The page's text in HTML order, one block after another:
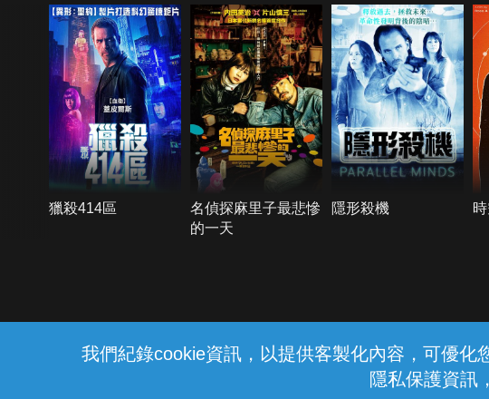
我們紀錄cookie資訊，以提供客製化內容，可優
隱私保護資訊
獵殺414區
名偵探麻里子最悲慘
的一天
隱形殺機
中華電信股